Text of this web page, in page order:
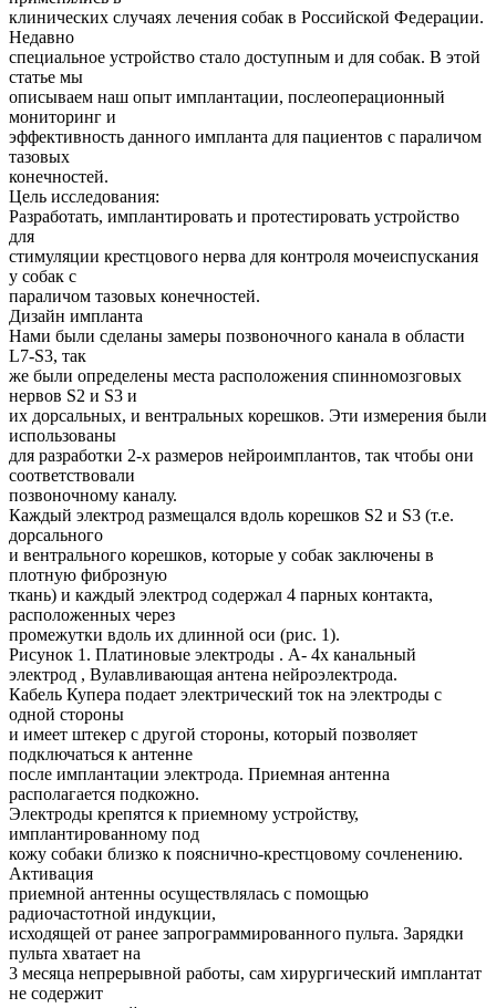
клинических случаях лечения собак в Российской Федерации.
Недавно
специальное устройство стало доступным и для собак. В этой
статье мы
описываем наш опыт имплантации, послеоперационный
мониторинг и
эффективность данного импланта для пациентов с параличом
тазовых
конечностей.
Цель исследования:
Разработать, имплантировать и протестировать устройство
для
стимуляции крестцового нерва для контроля мочеиспускания
у собак с
параличом тазовых конечностей.
Дизайн импланта
Нами были сделаны замеры позвоночного канала в области
L7-S3, так
же были определены места расположения спинномозговых
нервов S2 и S3 и
их дорсальных, и вентральных корешков. Эти измерения были
использованы
для разработки 2-х размеров нейроимплантов, так чтобы они
соответствовали
позвоночному каналу.
Каждый электрод размещался вдоль корешков S2 и S3 (т.е.
дорсального
и вентрального корешков, которые у собак заключены в
плотную фиброзную
ткань) и каждый электрод содержал 4 парных контакта,
расположенных через
промежутки вдоль их длинной оси (рис. 1).
Рисунок 1. Платиновые электроды . A- 4х канальный
электрод , Bулавливающая антена нейроэлектрода.
Кабель Купера подает электрический ток на электроды с
одной стороны
и имеет штекер с другой стороны, который позволяет
подключаться к антенне
после имплантации электрода. Приемная антенна
располагается подкожно.
Электроды крепятся к приемному устройству,
имплантированному под
кожу собаки близко к пояснично-крестцовому сочленению.
Активация
приемной антенны осуществлялась с помощью
радиочастотной индукции,
исходящей от ранее запрограммированного пульта. Зарядки
пульта хватает на
3 месяца непрерывной работы, сам хирургический имплантат
не содержит